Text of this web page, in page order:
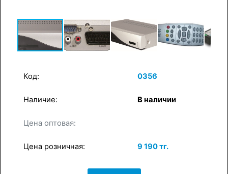
Код: 0356
Наличие: В наличии
Цена оптовая:
Цена розничная: 9 190 тг.